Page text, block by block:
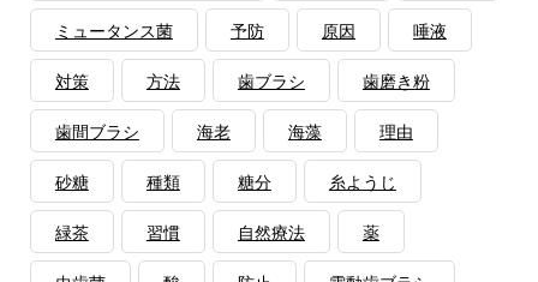
ミュータンス菌 予防 原因 唾液
対策 方法 歯ブラシ 歯磨き粉
歯間ブラシ 海老 海藻 理由
砂糖 種類 糖分 糸ようじ
緑茶 習慣 自然療法 薬